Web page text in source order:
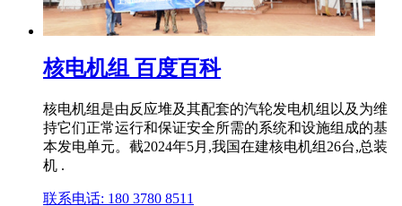
核电机组 百度百科
核电机组是由反应堆及其配套的汽轮发电机组以及为维
持它们正常运行和保证安全所需的系统和设施组成的基
本发电单元。截2024年5月,我国在建核电机组26台,总装
机 .
联系电话: 180 3780 8511